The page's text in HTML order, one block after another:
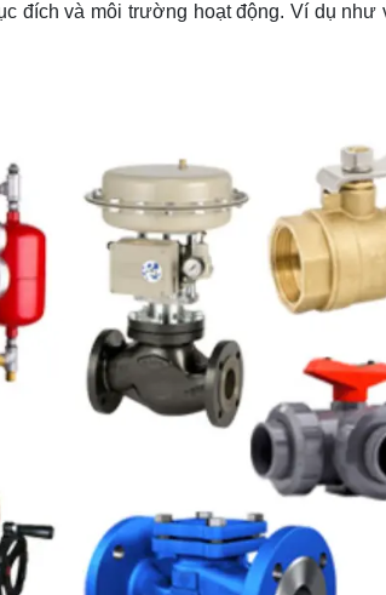
đích và môi trường hoạt động. Ví dụ như